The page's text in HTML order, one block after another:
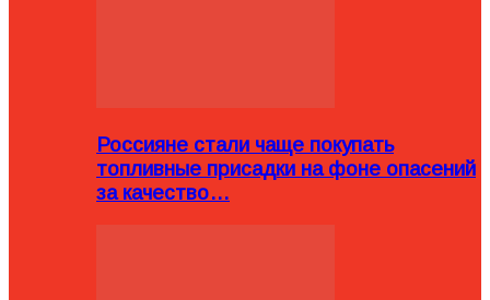
Россияне стали чаще покупать
топливные присадки на фоне опасений
за качество…